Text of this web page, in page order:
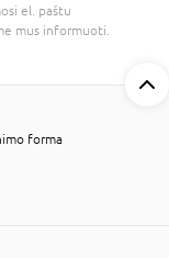
el. paštu
mus informuoti.
forma